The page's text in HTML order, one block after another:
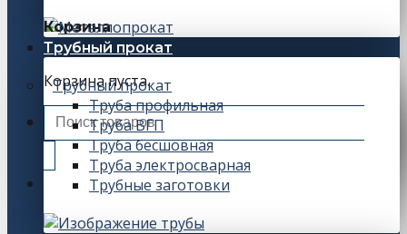
Корзина
Корзина пуста.
Искать:
Трубный прокат
Трубный прокат
Труба профильная
Труба ВГП
Труба бесшовная
Труба электросварная
Трубные заготовки